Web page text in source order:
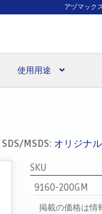
アヅマック
使用用途
SDS/MSDS: オリジナ
SKU
9160-200GM
掲載の価格は情